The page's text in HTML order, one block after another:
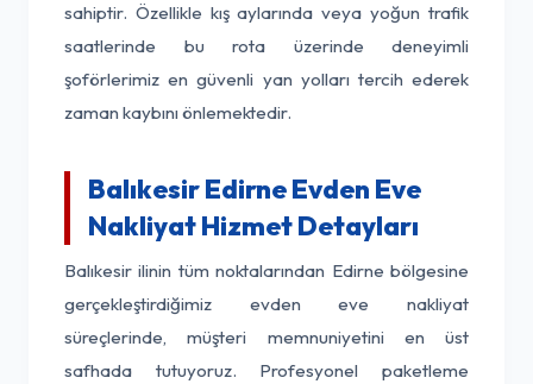
sahiptir. Özellikle kış aylarında veya yoğun trafik
saatlerinde bu rota üzerinde deneyimli
şoförlerimiz en güvenli yan yolları tercih ederek
zaman kaybını önlemektedir.
Balıkesir Edirne Evden Eve
Nakliyat Hizmet Detayları
Balıkesir ilinin tüm noktalarından Edirne bölgesine
gerçekleştirdiğimiz evden eve nakliyat
süreçlerinde, müşteri memnuniyetini en üst
safhada tutuyoruz. Profesyonel paketleme